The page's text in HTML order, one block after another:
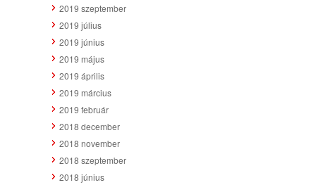
2019 szeptember
2019 július
2019 június
2019 május
2019 április
2019 március
2019 február
2018 december
2018 november
2018 szeptember
2018 június